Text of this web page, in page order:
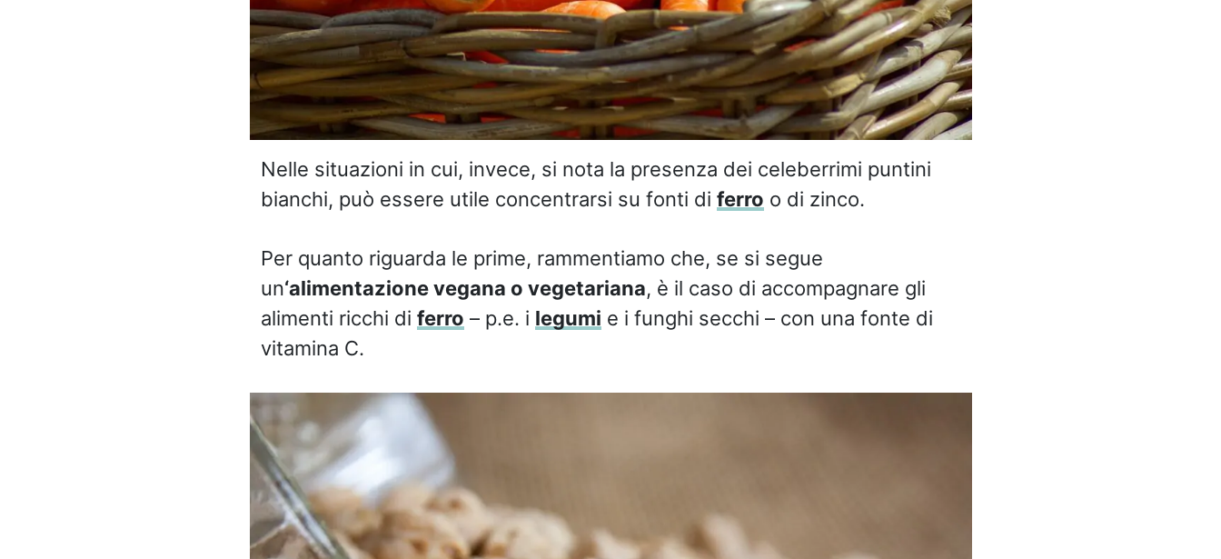
Nelle situazioni in cui, invece, si nota la presenza dei celeberrimi puntini
bianchi, può essere utile concentrarsi su fonti di ferro o di zinco.
Per quanto riguarda le prime, rammentiamo che, se si segue
un‘alimentazione vegana o vegetariana, è il caso di accompagnare gli
alimenti ricchi di ferro – p.e. i legumi e i funghi secchi – con una fonte di
vitamina C.